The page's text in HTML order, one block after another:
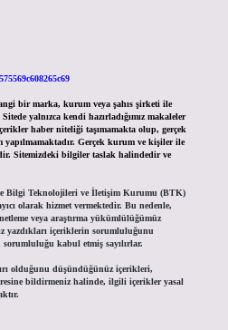
bir marka, kurum veya şahıs şirketi ile
yalnızca kendi hazırladığımız makaleler
haber niteliği taşımamakta olup, gerçek
Gerçek kurum ve kişiler ile
Sitemizdeki bilgiler taslak halindedir ve
Bilgi Teknolojileri ve İletişim Kurumu (BTK)
olarak hizmet vermektedir. Bu nedenle,
veya araştırma yükümlülüğümüz
yazdıkları içeriklerin sorumluluğunu
kabul etmiş sayılırlar.
olduğunu düşündüğünüz içerikleri,
bildirmeniz halinde, ilgili içerikler yasal